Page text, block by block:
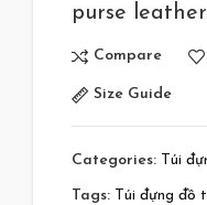
purse
Compare
Size Guide
Categories: Túi
Tags: Túi đựng đồ